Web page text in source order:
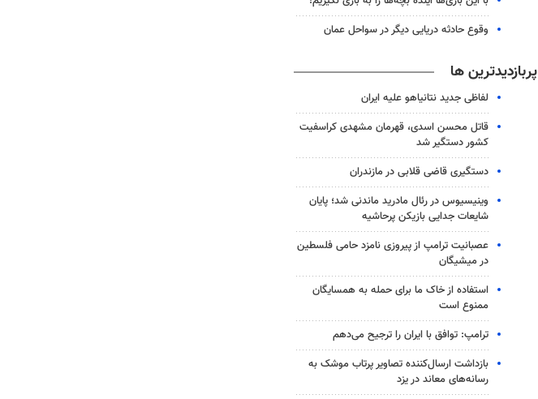
وقوع حادثه دریایی دیگر در سواحل عمان
پربازدیدترین ها
لفاظی جدید نتانیاهو علیه ایران
قاتل محسن اسدی، قهرمان مشهدی کراسفیت
کشور دستگیر شد
دستگیری قاضی قلابی در مازندران
وینیسیوس در رئال مادرید ماندنی شد؛ پایان
شایعات جدایی بازیکن پرحاشیه
عصبانیت ترامپ از پیروزی نامزد حامی فلسطین
در میشیگان
استفاده از خاک ما برای حمله به همسایگان
ممنوع است
ترامپ: توافق با ایران را ترجیح می‌دهم
بازداشت ارسال‌کننده تصاویر پرتاب موشک به
رسانه‌های معاند در یزد